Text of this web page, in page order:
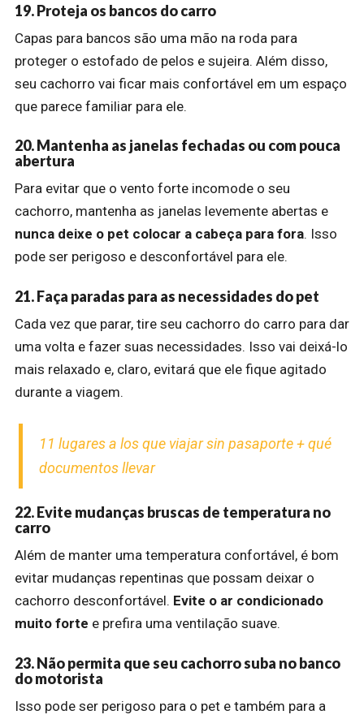
19. Proteja os bancos do carro
Capas para bancos são uma mão na roda para
proteger o estofado de pelos e sujeira. Além disso,
seu cachorro vai ficar mais confortável em um espaço
que parece familiar para ele.
20. Mantenha as janelas fechadas ou com pouca
abertura
Para evitar que o vento forte incomode o seu
cachorro, mantenha as janelas levemente abertas e
nunca deixe o pet colocar a cabeça para fora. Isso
pode ser perigoso e desconfortável para ele.
21. Faça paradas para as necessidades do pet
Cada vez que parar, tire seu cachorro do carro para dar
uma volta e fazer suas necessidades. Isso vai deixá-lo
mais relaxado e, claro, evitará que ele fique agitado
durante a viagem.
11 lugares a los que viajar sin pasaporte + qué
documentos llevar
22. Evite mudanças bruscas de temperatura no
carro
Além de manter uma temperatura confortável, é bom
evitar mudanças repentinas que possam deixar o
cachorro desconfortável. Evite o ar condicionado
muito forte e prefira uma ventilação suave.
23. Não permita que seu cachorro suba no banco
do motorista
Isso pode ser perigoso para o pet e também para a